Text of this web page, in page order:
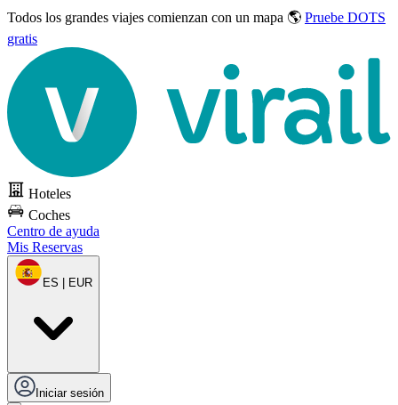
Todos los grandes viajes comienzan con un mapa 🌎 Pruebe DOTS
gratis
Hoteles
Coches
Centro de ayuda
Mis Reservas
ES | EUR
Iniciar sesión